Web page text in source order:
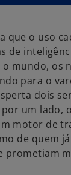
v
a
g
i
v
a
g
i
que o uso
de
mundo, os
para o
dois
um lado,
motor de
de quem
prometiam